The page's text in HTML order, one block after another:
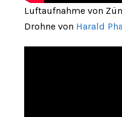
Luftaufnahme von
Drohne von Harald